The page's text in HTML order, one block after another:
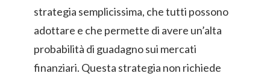
strategia semplicissima, che tutti possono
adottare e che permette di avere un’alta
probabilità di guadagno sui mercati
finanziari. Questa strategia non richiede